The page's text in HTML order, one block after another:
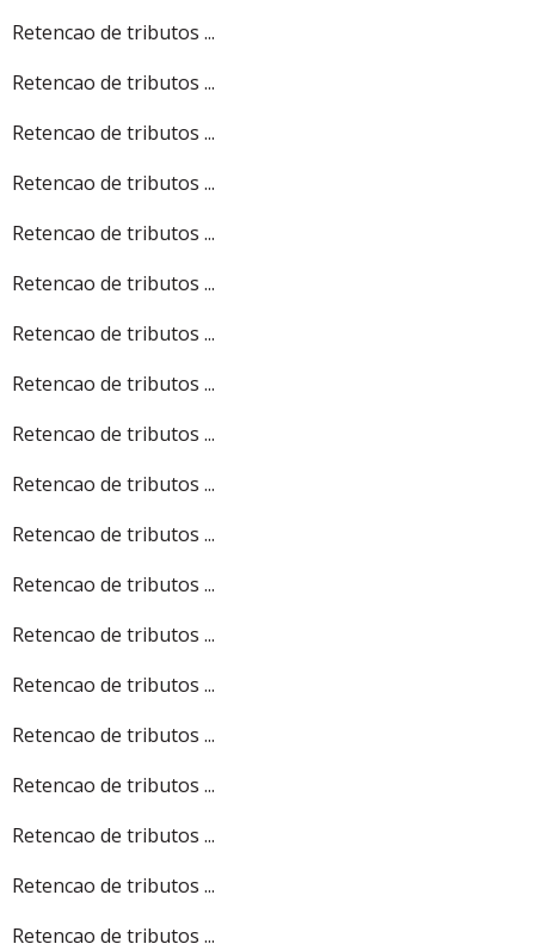
Retencao de tributos ...
Retencao de tributos ...
Retencao de tributos ...
Retencao de tributos ...
Retencao de tributos ...
Retencao de tributos ...
Retencao de tributos ...
Retencao de tributos ...
Retencao de tributos ...
Retencao de tributos ...
Retencao de tributos ...
Retencao de tributos ...
Retencao de tributos ...
Retencao de tributos ...
Retencao de tributos ...
Retencao de tributos ...
Retencao de tributos ...
Retencao de tributos ...
Retencao de tributos ...